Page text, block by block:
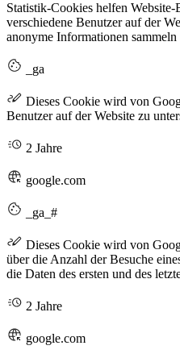
Statistik-Cookies helfen
verschiedene Benutzer auf der
anonyme Informationen sammeln
_ga
Dieses Cookie wird von
Benutzer auf der Website zu
2 Jahre
google.com
_ga_#
Dieses Cookie wird von
über die Anzahl der Besuche
die Daten des ersten und des
2 Jahre
google.com